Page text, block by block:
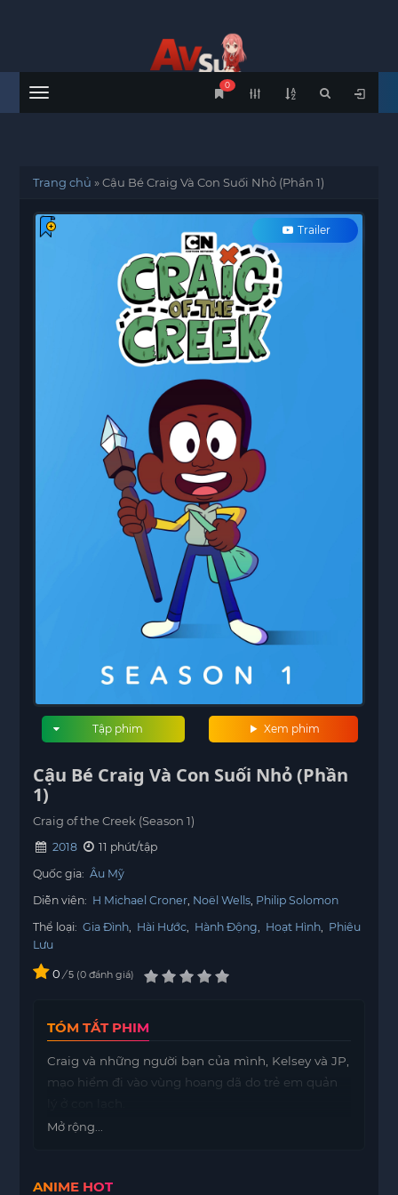
Menu
0
Trang chủ »Cậu Bé Craig Và Con Suối Nhỏ (Phần 1)
Trailer
Xem phim
Tập phim
Cậu Bé Craig Và Con Suối Nhỏ (Phần
1)
Craig of the Creek (Season 1)
2018
11 phút/tập
Quốc gia: Âu Mỹ
Diễn viên: H Michael Croner Noël Wells Philip Solomon
Thể loại: Gia Đình Hài Hước Hành Động Hoạt Hình
Phiêu
Lưu
0 / 5 0 đánh giá
TÓM TẮT PHIM
Craig và những người bạn của mình, Kelsey và JP,
mạo hiểm đi vào vùng hoang dã do trẻ em quản
Mở rộng...
ANIME HOT